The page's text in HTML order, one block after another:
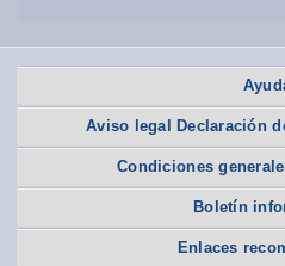
Aviso legal Declaración
Condiciones
Boletín
Enlaces